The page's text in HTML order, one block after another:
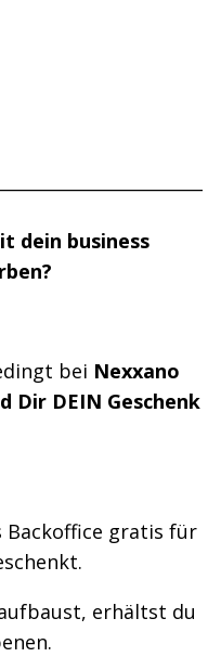
dein business
bei Nexxano
Dir DEIN Geschenk
Backoffice gratis für
erhältst du